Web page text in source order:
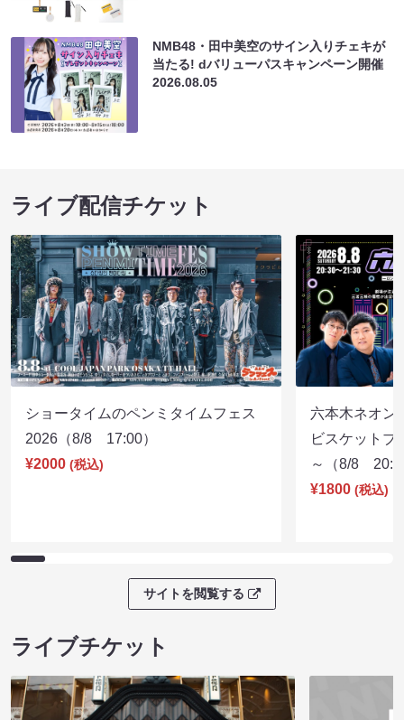
NMB48・田中美空のサイン入りチェキが
当たる! dバリューパスキャンペーン開催
2026.08.05
ライブ配信チケット
ショータイムのペンミタイムフェス
2026（8/8 17:00）
¥2000 (税込)
六本木ネオン
ビスケットブ
～（8/8
¥1800 (税込)
サイトを閲覧する
ライブチケット